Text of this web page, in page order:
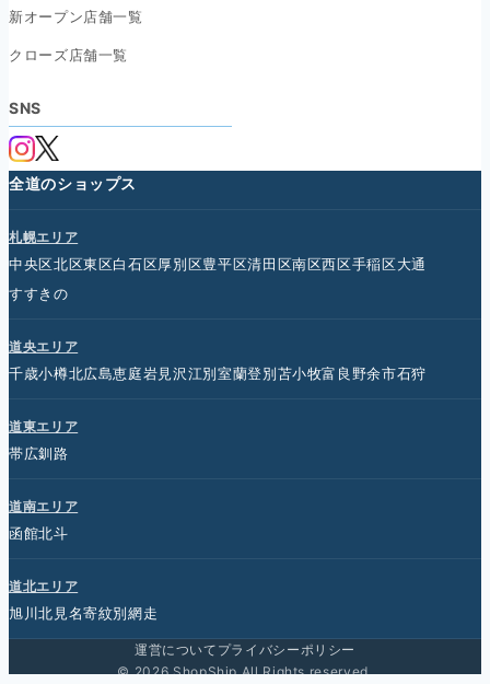
新オープン店舗一覧
クローズ店舗一覧
SNS
全道のショップス
札幌エリア
中央区北区東区白石区厚別区豊平区清田区南区西区手稲区大通
すすきの
道央エリア
千歳小樽北広島恵庭岩見沢江別室蘭登別苫小牧富良野余市石狩
道東エリア
帯広釧路
道南エリア
函館北斗
道北エリア
旭川北見 名寄紋別網走
運営について プライバシーポリシー
© 2026 ShopShip All Rights reserved.